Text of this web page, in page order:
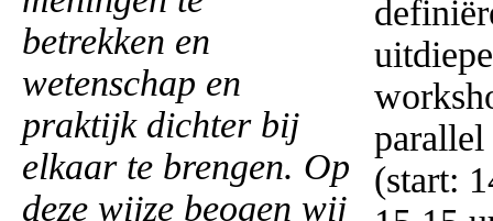
betrekken en
wetenschap en
praktijk dichter bij
elkaar te brengen. Op
deze wijze beogen wij
parallel
(start: